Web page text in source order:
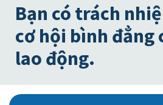
Bạn có trách
cơ hội bình đẳng
lao động.